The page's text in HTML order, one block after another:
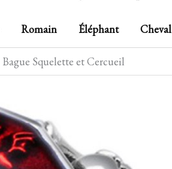
Romain Éléphant Cheval
Bague Squelette et Cercueil